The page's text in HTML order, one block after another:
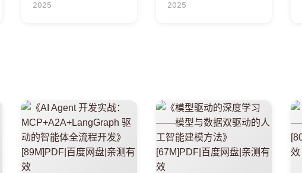
2025
2025